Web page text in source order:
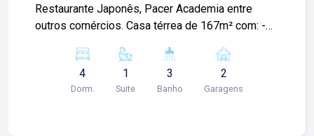
Restaurante Japonês, Pacer Academia entre
outros comércios. Casa térrea de 167m² com: -03
suíte; -Sala ampla 02 ambientes com ar
condicionado; -Escritório; -Claraboia; -Cozinha
planejada; -Área de serviço com armários; -
4
Dorm.
1
Suite
3
Banho
2
Garagens